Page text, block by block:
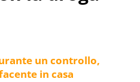
un controllo,
in casa